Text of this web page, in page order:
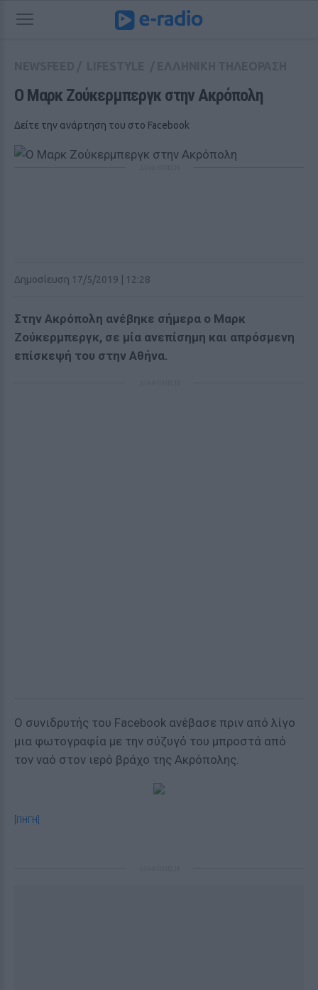
Ο Μαρκ Ζούκερμπεργκ στην Ακρόπολη
Δείτε την ανάρτηση του στο Facebook
Δημοσίευση 17/5/2019 | 12:28
Στην Ακρόπολη ανέβηκε σήμερα ο Μαρκ
Ζούκερμπεργκ, σε μία ανεπίσημη και απρόσμενη
επίσκεψή του στην Αθήνα.
Ο συνιδρυτής του Facebook ανέβασε πριν από λίγο
μια φωτογραφία με την σύζυγό του μπροστά από
τον ναό στον ιερό βράχο της Ακρόπολης.
[ΠΗΓΗ]